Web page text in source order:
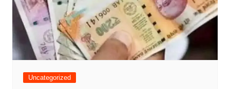
Uncategorized